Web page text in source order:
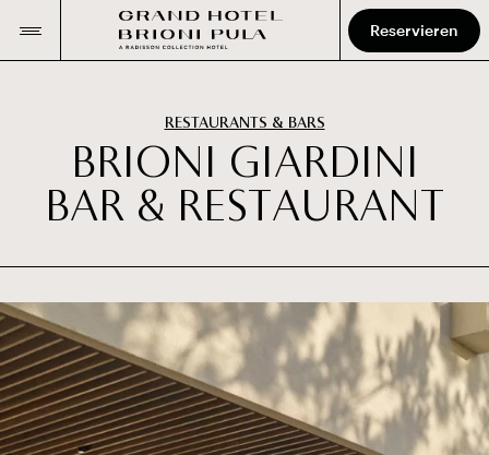
Reservieren
RESTAURANTS & BARS
BRION I GIARDI N I
BAR & RES T AU RAN T